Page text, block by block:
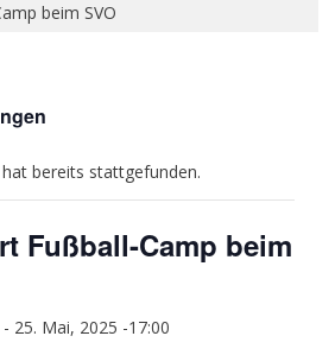
beim SVO
bereits stattgefunden.
Fußball-Camp beim
- 25. Mai, 2025 -17:00